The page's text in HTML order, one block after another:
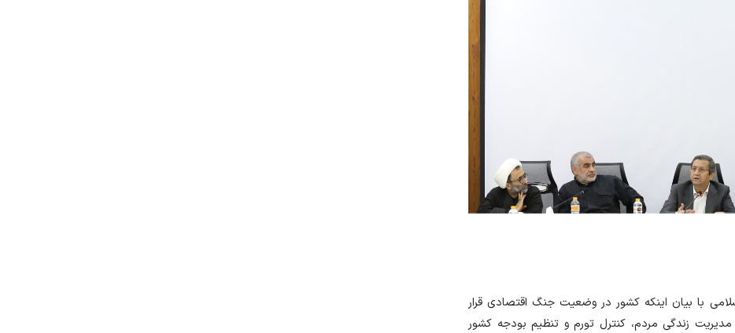
با بیان اینکه کشور در وضعیت جنگ اقتصادی قرار
زندگی مردم، کنترل تورم و تنظیم بودجه کشور